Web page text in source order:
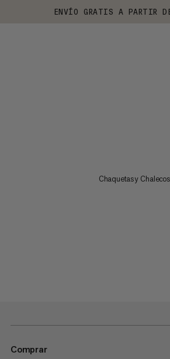
ENVÍO GRATIS A PARTIR
Chaquetas y Chalecos
Comprar